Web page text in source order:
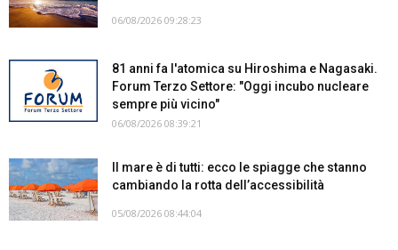
06/08/2026 09:28:23
81 anni fa l'atomica su Hiroshima e Nagasaki.
Forum Terzo Settore: "Oggi incubo nucleare
sempre più vicino"
06/08/2026 08:39:21
Il mare è di tutti: ecco le spiagge che stanno
cambiando la rotta dell’accessibilità
05/08/2026 08:44:04